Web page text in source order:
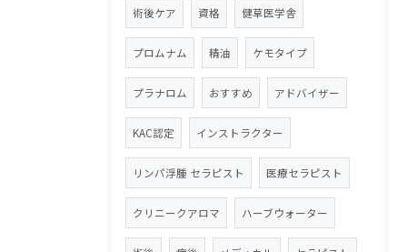
術後ケア 資格 健草医学舎
プロムナム 精油 ケモタイプ
プラナロム おすすめ アドバイザー
KAC認定 インストラクター
リンパ浮腫 セラピスト 医療セラピスト
クリニークアロマ ハーブウォーター